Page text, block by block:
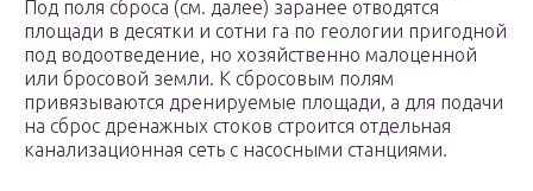
Под поля сброса (см. далее) заранее отводятся
площади в десятки и сотни га по геологии пригодной
под водоотведение, но хозяйственно малоценной
или бросовой земли. К сбросовым полям
привязываются дренируемые площади, а для подачи
на сброс дренажных стоков строится отдельная
канализационная сеть с насосными станциями.